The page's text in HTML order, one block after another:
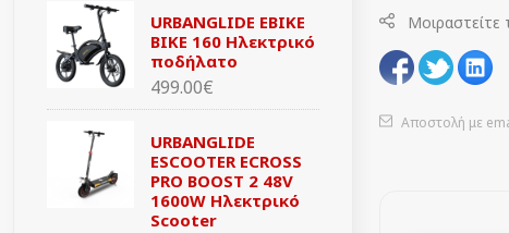
URBANGLIDE EBIKE
BIKE 160 Ηλεκτρικό
ποδήλατο
499.00€
URBANGLIDE
ESCOOTER ECROSS
PRO BOOST 2 48V
1600W Ηλεκτρικό
Scooter
Μοιραστείτε
Αποστολή με